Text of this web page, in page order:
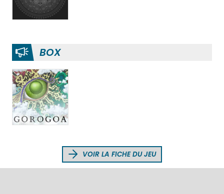
BOX
VOIR LA FICHE DU JEU